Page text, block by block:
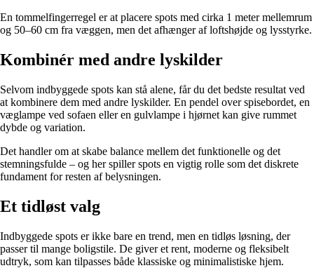
En tommelfingerregel er at placere spots med cirka 1 meter mellemrum
og 50–60 cm fra væggen, men det afhænger af loftshøjde og lysstyrke.
Kombinér med andre lyskilder
Selvom indbyggede spots kan stå alene, får du det bedste resultat ved
at kombinere dem med andre lyskilder. En pendel over spisebordet, en
væglampe ved sofaen eller en gulvlampe i hjørnet kan give rummet
dybde og variation.
Det handler om at skabe balance mellem det funktionelle og det
stemningsfulde – og her spiller spots en vigtig rolle som det diskrete
fundament for resten af belysningen.
Et tidløst valg
Indbyggede spots er ikke bare en trend, men en tidløs løsning, der
passer til mange boligstile. De giver et rent, moderne og fleksibelt
udtryk, som kan tilpasses både klassiske og minimalistiske hjem.